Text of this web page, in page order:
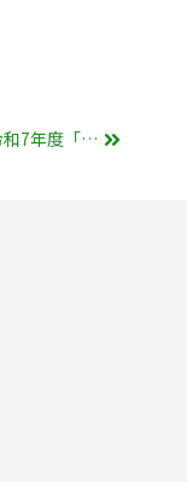
【活動報告】令和7年度「税を考える週間」特別講演会を開催